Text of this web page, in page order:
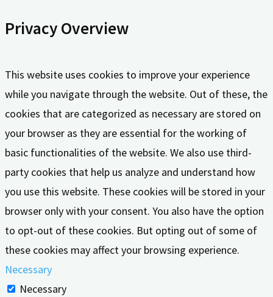
Privacy Overview
This website uses cookies to improve your experience
while you navigate through the website. Out of these, the
cookies that are categorized as necessary are stored on
your browser as they are essential for the working of
basic functionalities of the website. We also use third-
party cookies that help us analyze and understand how
you use this website. These cookies will be stored in your
browser only with your consent. You also have the option
to opt-out of these cookies. But opting out of some of
these cookies may affect your browsing experience.
Necessary
Necessary